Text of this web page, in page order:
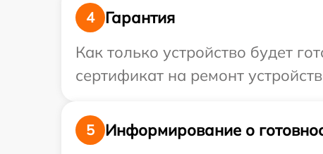
4
Гарантия
Как только устройство будет
сертификат на ремонт
5
Информирование о